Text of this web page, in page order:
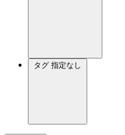
タグ 指定なし